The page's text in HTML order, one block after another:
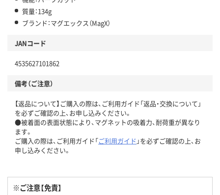
質量：134g
ブランド：マグエックス（MagX）
JANコード
4535627101862
備考（ご注意）
【返品について】ご購入の際は、ご利用ガイド「返品・交換について」
を必ずご確認の上、お申し込みください。
●被着面の表面状態により、マグネットの吸着力、耐荷重が異なり
ます。
ご購入の際は、ご利用ガイド「ご利用ガイド 」を必ずご確認の上、お
申し込みください。
※ご注意【免責】